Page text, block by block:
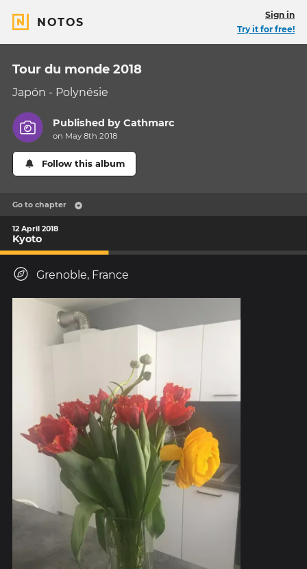
NOTOS
Sign in
Try it for free!
Tour du monde 2018
Japón - Polynésie
Published byCathmarc
on May 8th 2018
Follow this album
Go to chapter
12 April 2018
Kyoto
Grenoble, France